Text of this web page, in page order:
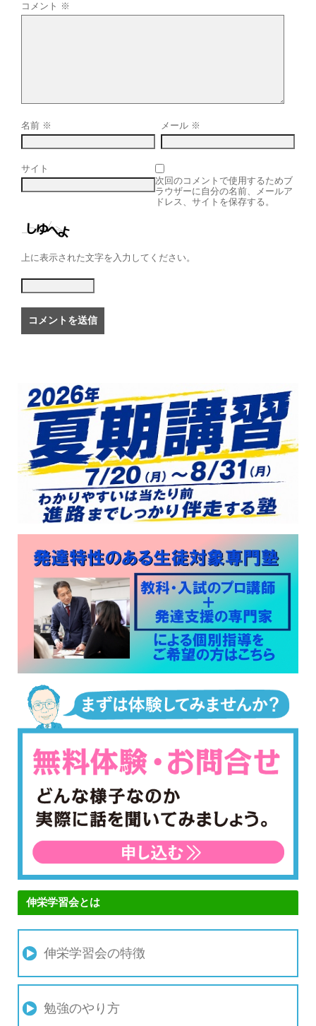
コメント ※
名前 ※ メール ※
サイト
次回のコメントで使用するためブ
ラウザーに自分の名前、メールア
ドレス、サイトを保存する。
上に表示された文字を入力してください。
伸栄学習会とは
伸栄学習会の特徴
勉強のやり方